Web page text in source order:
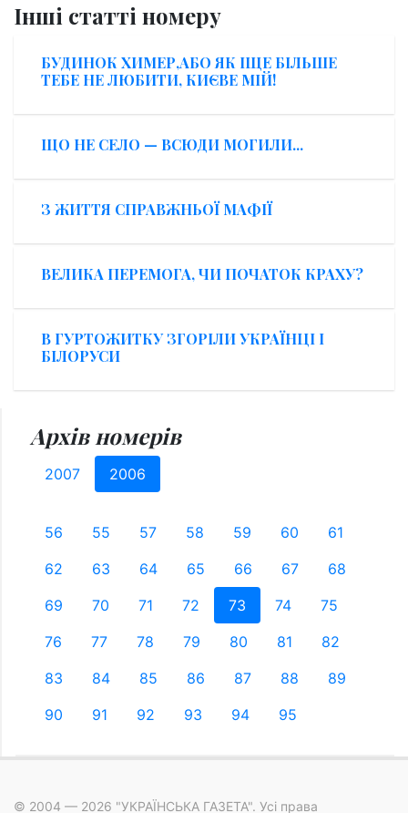
Інші статті номеру
БУДИНОК ХИМЕР,АБО ЯК ІЩЕ БІЛЬШЕ
ТЕБЕ НЕ ЛЮБИТИ, КИЄВЕ МІЙ!
ЩО НЕ СЕЛО — ВСЮДИ МОГИЛИ...
З ЖИТТЯ СПРАВЖНЬОЇ МАФІЇ
ВЕЛИКА ПЕРЕМОГА, ЧИ ПОЧАТОК КРАХУ?
В ГУРТОЖИТКУ ЗГОРІЛИ УКРАЇНЦІ І
БІЛОРУСИ
Архів номерів
2007 2006
56 55 57 58 59 60
61
62
63 64 65 66 67
68
69
70 71 72 73 74
75
76
77 78 79 80 81
82
83
84 85 86 87 88
89
90
91 92 93 94 95
© 2004 — 2026 "УКРАЇНСЬКА ГАЗЕТА". Усі права